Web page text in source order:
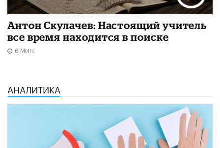
Антон Скулачев: Настоящий учитель
все время находится в поиске
6 МИН.
АНАЛИТИКА